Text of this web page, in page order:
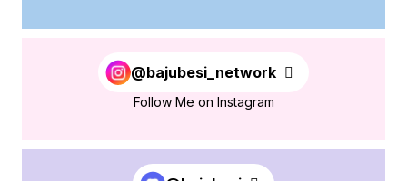
@bajubesi_network
Follow Me on Instagram